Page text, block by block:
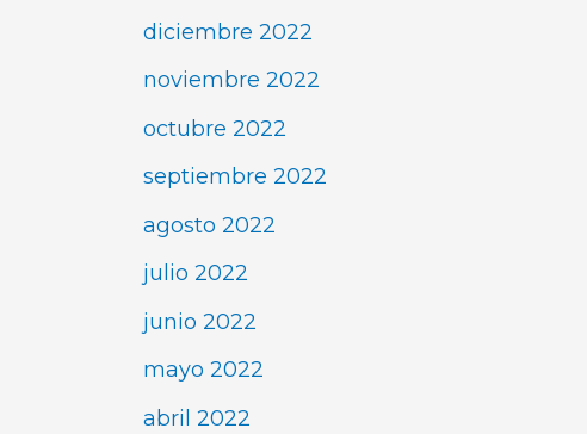
diciembre 2022
noviembre 2022
octubre 2022
septiembre 2022
agosto 2022
julio 2022
junio 2022
mayo 2022
abril 2022